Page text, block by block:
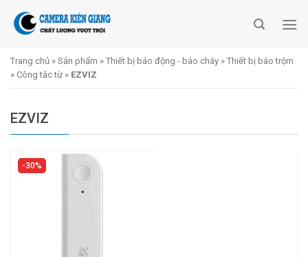
Trang chủ » Sản phẩm » Thiết bị báo động - báo cháy » Thiết bị báo trộm
» Công tắc từ » EZVIZ
EZVIZ
30%